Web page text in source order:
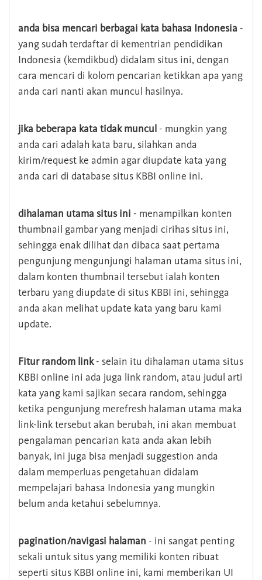
anda bisa mencari berbagai kata bahasa Indonesia -
yang sudah terdaftar di kementrian pendidikan
Indonesia (kemdikbud) didalam situs ini, dengan
cara mencari di kolom pencarian ketikkan apa yang
anda cari nanti akan muncul hasilnya.
jika beberapa kata tidak muncul - mungkin yang
anda cari adalah kata baru, silahkan anda
kirim/request ke admin agar diupdate kata yang
anda cari di database situs KBBI online ini.
dihalaman utama situs ini - menampilkan konten
thumbnail gambar yang menjadi cirihas situs ini,
sehingga enak dilihat dan dibaca saat pertama
pengunjung mengunjungi halaman utama situs ini,
dalam konten thumbnail tersebut ialah konten
terbaru yang diupdate di situs KBBI ini, sehingga
anda akan melihat update kata yang baru kami
update.
Fitur random link- selain itu dihalaman utama situs
KBBI online ini ada juga link random, atau judul arti
kata yang kami sajikan secara random, sehingga
ketika pengunjung merefresh halaman utama maka
link-link tersebut akan berubah, ini akan membuat
pengalaman pencarian kata anda akan lebih
banyak, ini juga bisa menjadi suggestion anda
dalam memperluas pengetahuan didalam
mempelajari bahasa Indonesia yang mungkin
belum anda ketahui sebelumnya.
pagination/navigasi halaman - ini sangat penting
sekali untuk situs yang memiliki konten ribuat
seperti situs KBBI online ini, kami memberikan UI